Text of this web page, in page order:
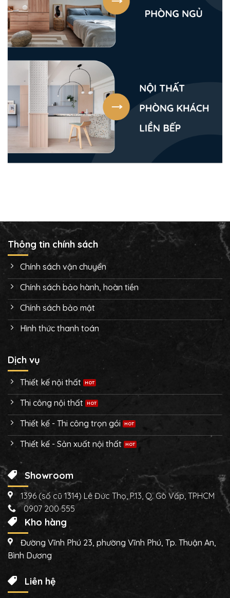
Thông tin chính sách
Chính sách vận chuyển
Chính sách bảo hành, hoàn tiền
Chính sách bảo mật
Hình thức thanh toán
Dịch vụ
Thiết kế nội thất
Thi công nội thất
Thiết kế - Thi công trọn gói
Thiết kế - Sản xuất nội thất
Showroom
1396 (số cũ 1314) Lê Đức Thọ, P.13, Q. Gò Vấp, TPHCM
0907 200 555
Kho hàng
Đường Vĩnh Phú 23, phường Vĩnh Phú, Tp. Thuận An,
Bình Dương
Liên hệ